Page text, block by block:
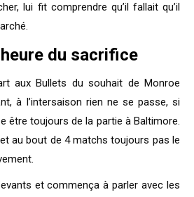
lui fit comprendre qu’il fallait qu’il
du sacrifice
aux Bullets du souhait de Monroe
à l’intersaison rien ne se passe, si
être toujours de la partie à Baltimore.
au bout de 4 matchs toujours pas le
et commença à parler avec les